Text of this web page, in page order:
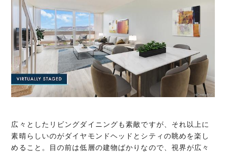
広々としたリビングダイニングも素敵ですが、それ以上に
素晴らしいのがダイヤモンドヘッドとシティの眺めを楽し
めること。目の前は低層の建物ばかりなので、視界が広々